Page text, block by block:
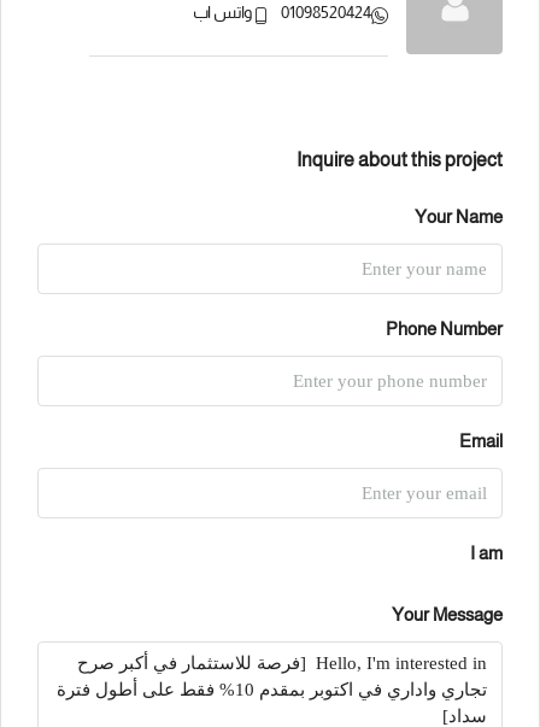
01098520424 واتس اب
Inquire about this project
Your Name
Phone Number
Email
I am
Your Message